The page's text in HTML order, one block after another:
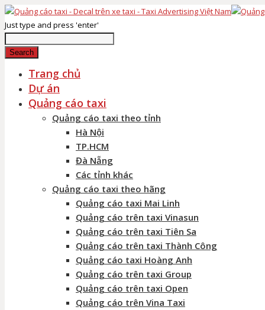
Just type and press 'enter'
Search
Trang chủ
Dự án
Quảng cáo taxi
Quảng cáo taxi theo tỉnh
Hà Nội
TP.HCM
Đà Nẵng
Các tỉnh khác
Quảng cáo taxi theo hãng
Quảng cáo taxi Mai Linh
Quảng cáo trên taxi Vinasun
Quảng cáo trên taxi Tiên Sa
Quảng cáo trên taxi Thành Công
Quảng cáo taxi Hoàng Anh
Quảng cáo trên taxi Group
Quảng cáo trên taxi Open
Quảng cáo trên Vina Taxi